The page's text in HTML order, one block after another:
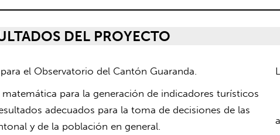
DEL PROYECTO
el Observatorio del Cantón Guaranda.
para la generación de indicadores turísticos
adecuados para la toma de decisiones de las
y de la población en general.